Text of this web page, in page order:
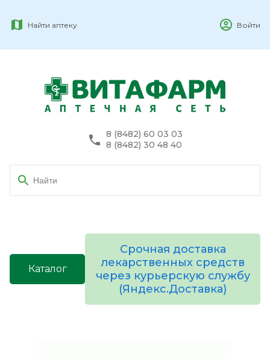
Найти аптеку Войти
8 (8482) 60 03 03
8 (8482) 30 48 40
Каталог
Срочная доставка
лекарственных средств
через курьерскую службу
(Яндекс.Доставка)